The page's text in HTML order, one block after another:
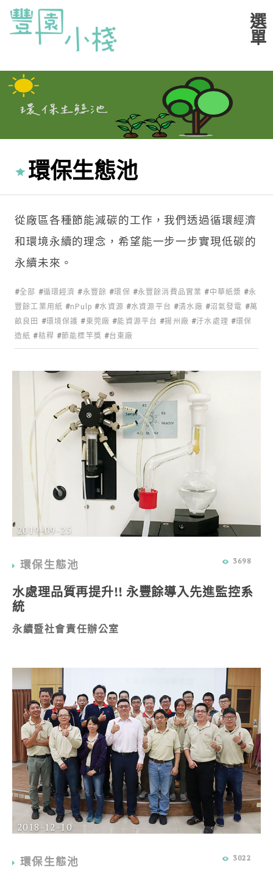
環保生態池
從廠區各種節能減碳的工作，我們透過循環經濟
和環境永續的理念，希望能一步一步實現低碳的
永續未來。
全部 循環經濟 永豐餘 環保 永豐餘消費品實業 中華紙漿
永
豐餘工業用紙
nPulp 水資源 水資源平台 清水廠 沼氣發電
萬
畝良田
環境保護 東莞廠 能資源平台 揚州廠 汙水處理
環保
造紙
秸稈 節能標竿獎 台東廠
2019-09-25
環保生態池 3698
水處理品質再提升!! 永豐餘導入先進監控系
統
永續暨社會責任辦公室
2018-12-10
環保生態池 3022